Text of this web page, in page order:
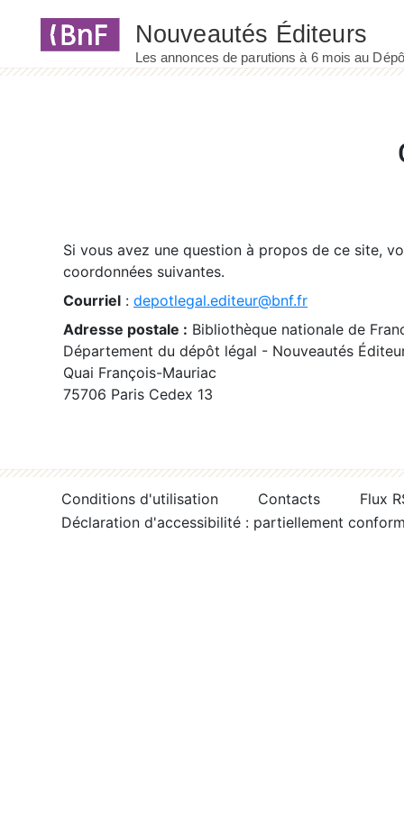
Si vous avez une question à propos de ce site,
coordonnées suivantes.
Courriel : depotlegal.editeur@bnf.fr
Adresse postale : Bibliothèque nationale de
Département du dépôt légal - Nouveautés
Quai François-Mauriac
75706 Paris Cedex 13
Conditions d'utilisation Contacts
Flux
Déclaration d'accessibilité : partiellement